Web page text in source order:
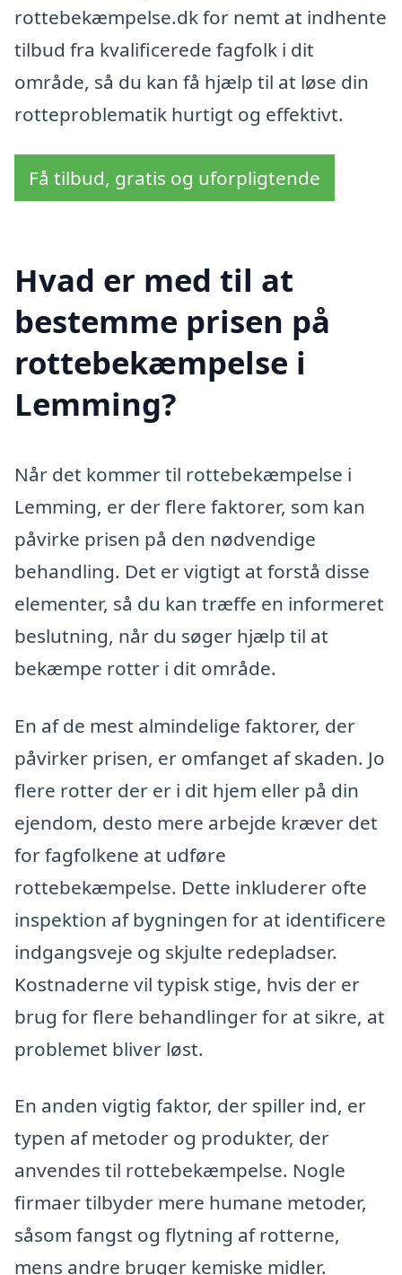
rottebekæmpelse.dk for nemt at indhente
tilbud fra kvalificerede fagfolk i dit
område, så du kan få hjælp til at løse din
rotteproblematik hurtigt og effektivt.
Få tilbud, gratis og uforpligtende
Hvad er med til at
bestemme prisen på
rottebekæmpelse i
Lemming?
Når det kommer til rottebekæmpelse i
Lemming, er der flere faktorer, som kan
påvirke prisen på den nødvendige
behandling. Det er vigtigt at forstå disse
elementer, så du kan træffe en informeret
beslutning, når du søger hjælp til at
bekæmpe rotter i dit område.
En af de mest almindelige faktorer, der
påvirker prisen, er omfanget af skaden. Jo
flere rotter der er i dit hjem eller på din
ejendom, desto mere arbejde kræver det
for fagfolkene at udføre
rottebekæmpelse. Dette inkluderer ofte
inspektion af bygningen for at identificere
indgangsveje og skjulte redepladser.
Kostnaderne vil typisk stige, hvis der er
brug for flere behandlinger for at sikre, at
problemet bliver løst.
En anden vigtig faktor, der spiller ind, er
typen af metoder og produkter, der
anvendes til rottebekæmpelse. Nogle
firmaer tilbyder mere humane metoder,
såsom fangst og flytning af rotterne,
mens andre bruger kemiske midler.